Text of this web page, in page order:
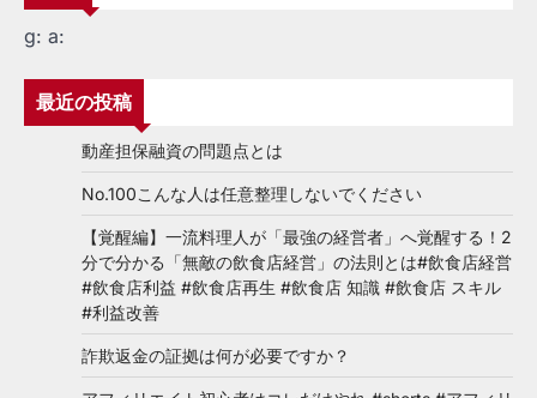
g: a:
最近の投稿
動産担保融資の問題点とは
No.100こんな人は任意整理しないでください
【覚醒編】一流料理人が「最強の経営者」へ覚醒する！2
分で分かる「無敵の飲食店経営」の法則とは#飲食店経営
#飲食店利益 #飲食店再生 #飲食店 知識 #飲食店 スキル
#利益改善
詐欺返金の証拠は何が必要ですか？